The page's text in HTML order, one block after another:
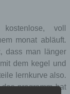
voll
monat abläuft.
dass man länger
dem kegel und
lernkurve also.
programm hat